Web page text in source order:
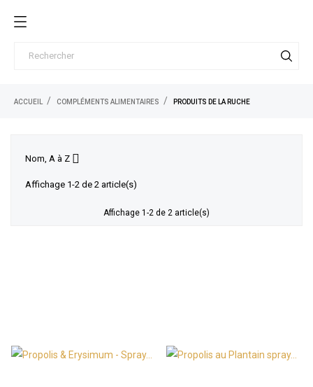
ACCUEIL COMPLÉMENTS ALIMENTAIRES PRODUITS DE LA RUCHE
Nom, A à Z 
Affichage 1-2 de 2 article(s)
Affichage 1-2 de 2 article(s)